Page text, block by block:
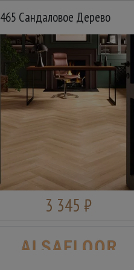
465 Сандаловое Дерево
3 345 ₽